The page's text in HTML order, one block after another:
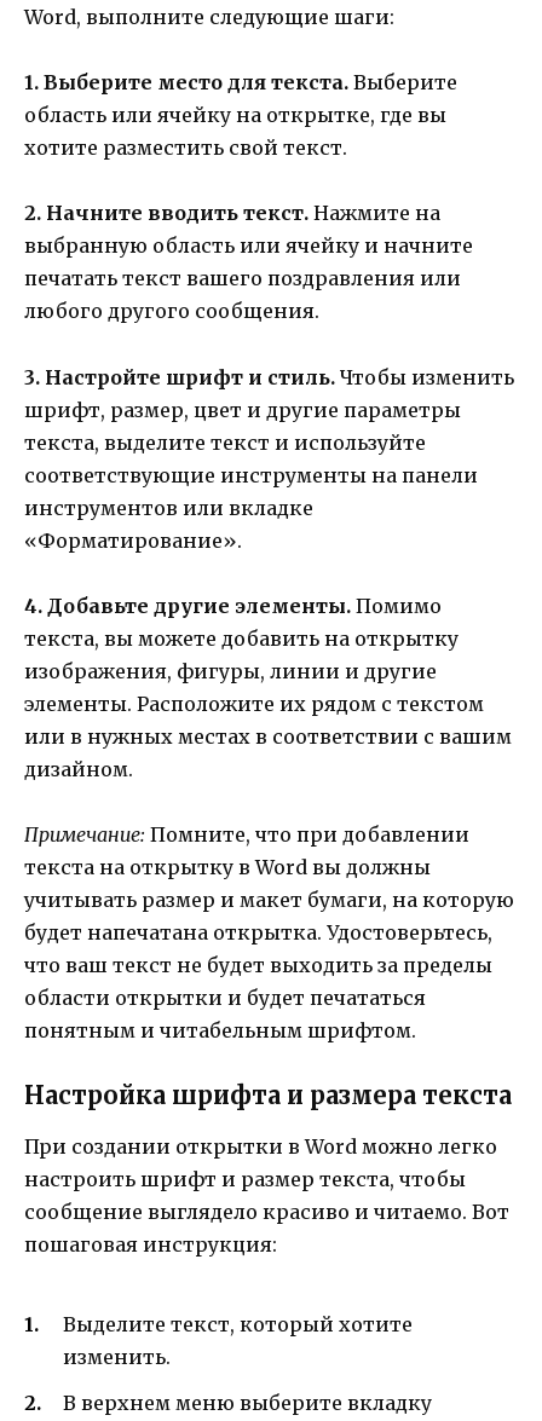
Word, выполните следующие шаги:
1. Выберите место для текста. Выберите
область или ячейку на открытке, где вы
хотите разместить свой текст.
2. Начните вводить текст. Нажмите на
выбранную область или ячейку и начните
печатать текст вашего поздравления или
любого другого сообщения.
3. Настройте шрифт и стиль. Чтобы изменить
шрифт, размер, цвет и другие параметры
текста, выделите текст и используйте
соответствующие инструменты на панели
инструментов или вкладке
«Форматирование».
4. Добавьте другие элементы. Помимо
текста, вы можете добавить на открытку
изображения, фигуры, линии и другие
элементы. Расположите их рядом с текстом
или в нужных местах в соответствии с вашим
дизайном.
Примечание: Помните, что при добавлении
текста на открытку в Word вы должны
учитывать размер и макет бумаги, на которую
будет напечатана открытка. Удостоверьтесь,
что ваш текст не будет выходить за пределы
области открытки и будет печататься
понятным и читабельным шрифтом.
Настройка шрифта и размера текста
При создании открытки в Word можно легко
настроить шрифт и размер текста, чтобы
сообщение выглядело красиво и читаемо. Вот
пошаговая инструкция:
Выделите текст, который хотите
изменить.
В верхнем меню выберите вкладку